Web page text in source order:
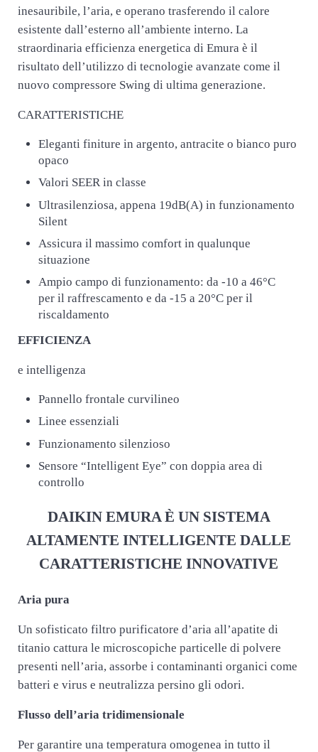
inesauribile, l’aria, e operano trasferendo il calore
esistente dall’esterno all’ambiente interno. La
straordinaria efficienza energetica di Emura è il
risultato dell’utilizzo di tecnologie avanzate come il
nuovo compressore Swing di ultima generazione.
CARATTERISTICHE
Eleganti finiture in argento, antracite o bianco puro
opaco
Valori SEER in classe
Ultrasilenziosa, appena 19dB(A) in funzionamento
Silent
Assicura il massimo comfort in qualunque
situazione
Ampio campo di funzionamento: da -10 a 46°C
per il raffrescamento e da -15 a 20°C per il
riscaldamento
EFFICIENZA
e intelligenza
Pannello frontale curvilineo
Linee essenziali
Funzionamento silenzioso
Sensore “Intelligent Eye” con doppia area di
controllo
DAIKIN EMURA È UN SISTEMA
ALTAMENTE INTELLIGENTE DALLE
CARATTERISTICHE INNOVATIVE
Aria pura
Un sofisticato filtro purificatore d’aria all’apatite di
titanio cattura le microscopiche particelle di polvere
presenti nell’aria, assorbe i contaminanti organici come
batteri e virus e neutralizza persino gli odori.
Flusso dell’aria tridimensionale
Per garantire una temperatura omogenea in tutto il